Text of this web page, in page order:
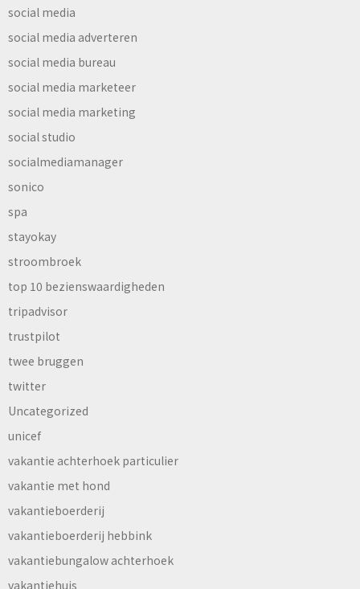
social media
social media adverteren
social media bureau
social media marketeer
social media marketing
social studio
socialmediamanager
sonico
spa
stayokay
stroombroek
top 10 bezienswaardigheden
tripadvisor
trustpilot
twee bruggen
twitter
Uncategorized
unicef
vakantie achterhoek particulier
vakantie met hond
vakantieboerderij
vakantieboerderij hebbink
vakantiebungalow achterhoek
vakantiehuis